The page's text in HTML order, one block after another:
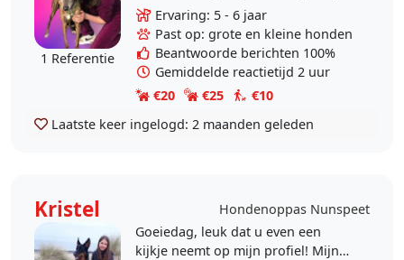
1 Referentie
getraind & les gegeven. Ook
honden gehad (Greyhound, Galgo,
Herder en Am...
Ervaring: 5 - 6 jaar
Past op: grote en kleine honden
Beantwoorde berichten 100%
Gemiddelde reactietijd 2 uur
€20
€25
€10
Laatste keer ingelogd: 2 maanden geleden
Kristel
Hondenoppas Nunspeet
Goeiedag, leuk dat u even een
kijkje neemt op mijn profiel! Mijn